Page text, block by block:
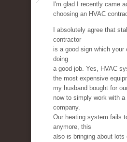
I'm glad I recently came
choosing an HVAC
I absolutely agree that
contractor
is a good sign which your
doing
a good job. Yes, HVAC
the most expensive
my husband bought for
now to simply work with a
company.
Our heating system fails
anymore, this
also is bringing about